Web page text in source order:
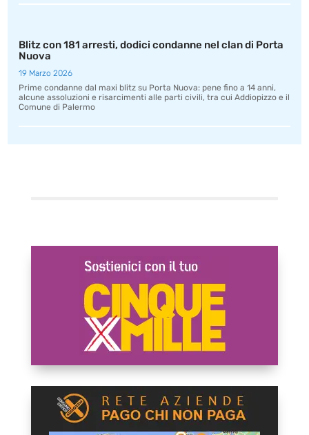
Blitz con 181 arresti, dodici condanne nel clan di Porta
Nuova
19 Marzo 2026
Prime condanne dal maxi blitz su Porta Nuova: pene fino a 14 anni,
alcune assoluzioni e risarcimenti alle parti civili, tra cui Addiopizzo e il
Comune di Palermo